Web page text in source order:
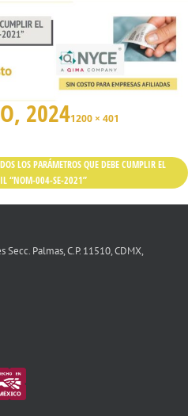
20241200 × 401
LOS PARÁMETROS QUE DEBE CUMPLIR EL
“NOM-004-SE-2021”
Palmas, C.P. 11510, CDMX,